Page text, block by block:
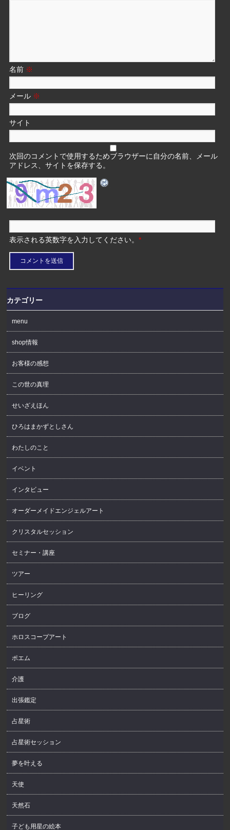
名前 ※
メール ※
サイト
次回のコメントで使用するためブラウザーに自分の名前、メール
アドレス、サイトを保存する。
表示される英数字を入力してください。*
カテゴリー
menu
shop情報
お客様の感想
この世の真理
せいざえほん
ひろはまかずとしさん
わたしのこと
イベント
インタビュー
オーダーメイドエンジェルアート
クリスタルセッション
セミナー・講座
ツアー
ヒーリング
ブログ
ホロスコープアート
ポエム
介護
出張鑑定
占星術
占星術セッション
夢を叶える
天使
天然石
子ども用星の絵本